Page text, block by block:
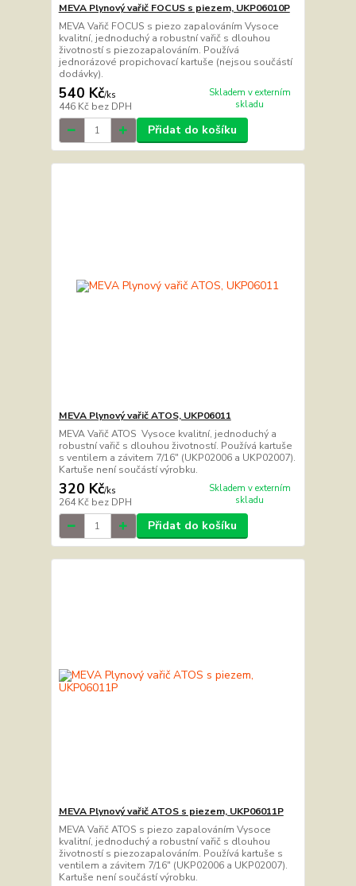
MEVA Plynový vařič FOCUS s piezem, UKP06010P
MEVA Vařič FOCUS s piezo zapalováním Vysoce
kvalitní, jednoduchý a robustní vařič s dlouhou
životností s piezozapalováním. Používá
jednorázové propichovací kartuše (nejsou součástí
dodávky).
540 Kč/ks
446 Kč bez DPH
Skladem v externím
skladu
Přidat do košíku
MEVA Plynový vařič ATOS, UKP06011
MEVA Vařič ATOS Vysoce kvalitní, jednoduchý a
robustní vařič s dlouhou životností. Používá kartuše
s ventilem a závitem 7/16" (UKP02006 a UKP02007).
Kartuše není součástí výrobku.
320 Kč/ks
264 Kč bez DPH
Skladem v externím
skladu
Přidat do košíku
MEVA Plynový vařič ATOS s piezem, UKP06011P
MEVA Vařič ATOS s piezo zapalováním Vysoce
kvalitní, jednoduchý a robustní vařič s dlouhou
životností s piezozapalováním. Používá kartuše s
ventilem a závitem 7/16" (UKP02006 a UKP02007).
Kartuše není součástí výrobku.